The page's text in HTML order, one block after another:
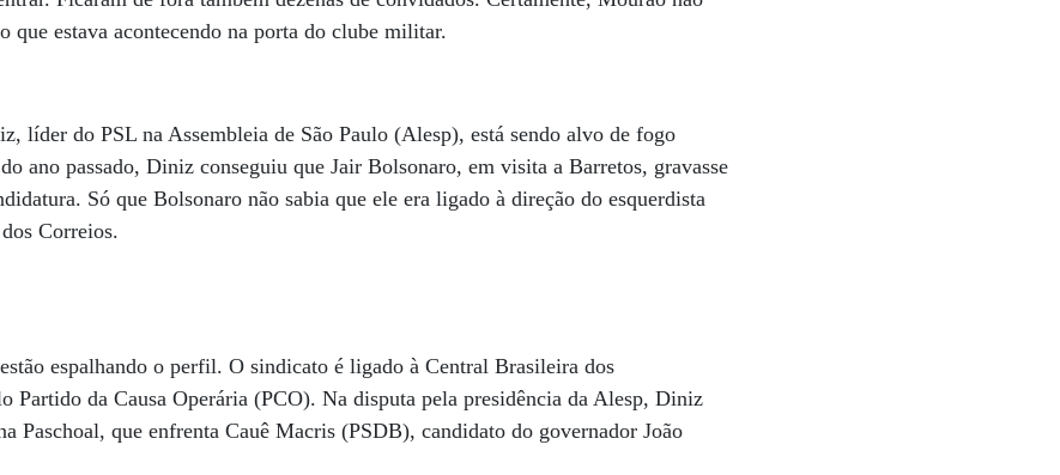
que estava acontecendo na porta do clube militar.
líder do PSL na Assembleia de São Paulo (Alesp), está sendo alvo de fogo
ano passado, Diniz conseguiu que Jair Bolsonaro, em visita a Barretos, gravasse
Só que Bolsonaro não sabia que ele era ligado à direção do esquerdista
Correios.
espalhando o perfil. O sindicato é ligado à Central Brasileira dos
Partido da Causa Operária (PCO). Na disputa pela presidência da Alesp, Diniz
Paschoal, que enfrenta Cauê Macris (PSDB), candidato do governador João